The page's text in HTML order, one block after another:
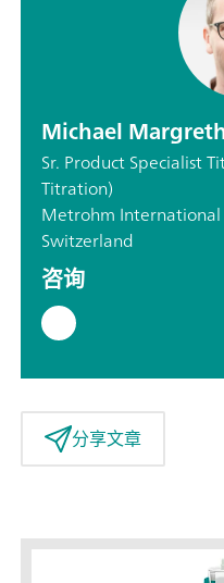
Michael
Sr. Product Specialist
Titration)
Metrohm
Switzerland
咨询
分享文章